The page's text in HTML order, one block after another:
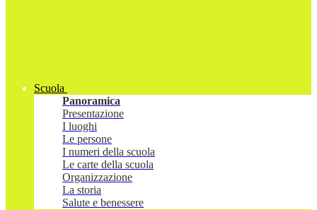
Scuola
Panoramica
Presentazione
I luoghi
Le persone
I numeri della scuola
Le carte della scuola
Organizzazione
La storia
Salute e benessere